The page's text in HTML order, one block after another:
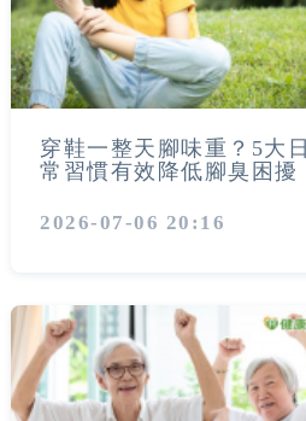
穿鞋一整天腳味重？5大日
常習慣有效降低腳臭困擾
2026-07-06 20:16